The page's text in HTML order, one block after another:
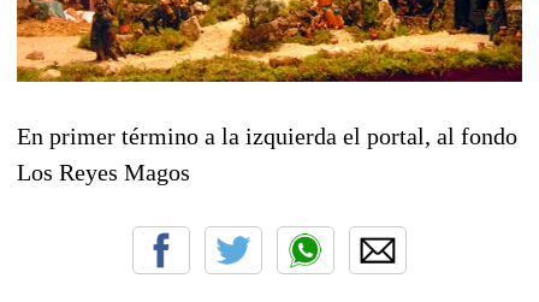
En primer término a la izquierda el portal, al fondo
Los Reyes Magos